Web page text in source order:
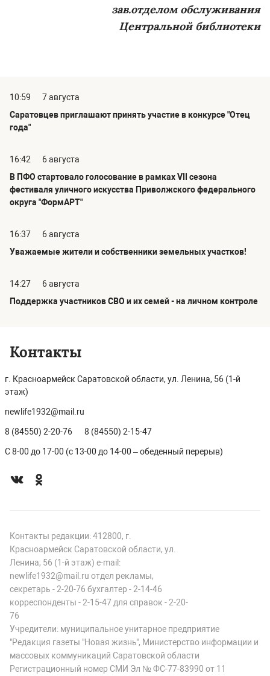
зав.отделом обслуживания
Центральной библиотеки
10:59
7 августа
Саратовцев приглашают принять участие в конкурсе "Отец
года"
16:42
6 августа
В ПФО стартовало голосование в рамках VII сезона
фестиваля уличного искусства Приволжского федерального
округа "ФормАРТ"
16:37
6 августа
Уважаемые жители и собственники земельных участков!
14:27
6 августа
Поддержка участников СВО и их семей - на личном контроле
Контакты
г. Красноармейск Саратовской области, ул. Ленина, 56 (1-й
этаж)
newlife1932@mail.ru
8 (84550) 2-20-76 8 (84550) 2-15-47
С 8-00 до 17-00 (с 13-00 до 14-00 – обеденный перерыв)
Контакты редакции: 412800, г.
Красноармейск Саратовской области, ул.
Ленина, 56 (1-й этаж) e-mail:
newlife1932@mail.ru отдел рекламы,
секретарь - 2-20-76 бухгалтер - 2-14-46
корреспонденты - 2-15-47 для справок - 2-20-
76
Учредители: муниципальное унитарное предприятие
"Редакция газеты "Новая жизнь", Министерство информации и
массовых коммуникаций Саратовской области
Регистрационный номер СМИ Эл № ФС-77-83990 от 11